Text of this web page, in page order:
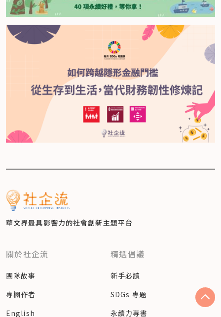
華文界最具影響力的社會創新主題平台
關於社企流
團隊故事
專欄作者
English
精選倡議
新手必讀
SDGs 專題
永續力專書